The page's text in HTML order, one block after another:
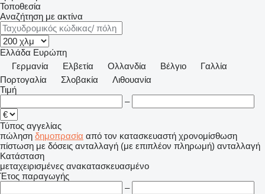
Τοποθεσία
Αναζήτηση με ακτίνα
Ελλάδα Ευρώπη
Γερμανία
Ελβετία Ολλανδία Βέλγιο
Γαλλία
Πορτογαλία
Σλοβακία
Λιθουανία
Τιμή
–
Τύπος αγγελίας
πώληση δημοπρασία από τον κατασκευαστή χρονομίσθωση
πίστωση με δόσεις ανταλλαγή (με επιπλέον πληρωμή) ανταλλαγή
Κατάσταση
μεταχειρισμένες ανακατασκευασμένο
Έτος παραγωγής
–